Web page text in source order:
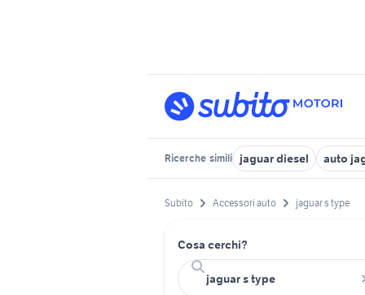
Ricerche simili jaguar diesel auto
Subito Accessori auto jaguar s type
Cosa cerchi?